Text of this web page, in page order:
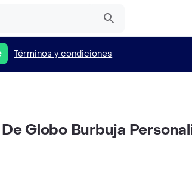
Términos y condiciones
Globo Burbuja